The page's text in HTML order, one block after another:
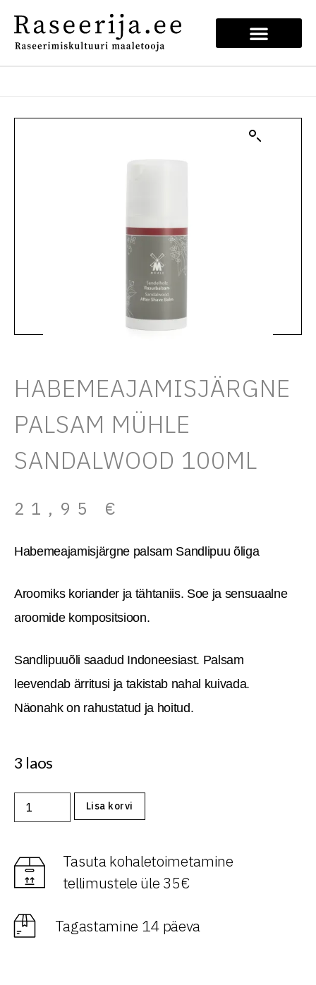
HABEMEAJAMISJÄRGNE
PALSAM MÜHLE
SANDALWOOD 100ML
21,95 €
Habemeajamisjärgne palsam Sandlipuu õliga
Aroomiks koriander ja tähtaniis. Soe ja sensuaalne
aroomide kompositsioon.
Sandlipuuõli saadud Indoneesiast. Palsam
leevendab ärritusi ja takistab nahal kuivada.
Näonahk on rahustatud ja hoitud.
3 laos
Lisa korvi
Tasuta kohaletoimetamine
tellimustele üle 35€
Tagastamine 14 päeva